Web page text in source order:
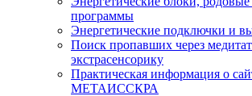
программы
Энергетические подключки и
Поиск пропавших через
экстрасенсорику
Практическая информация о
МЕТАИССКРА